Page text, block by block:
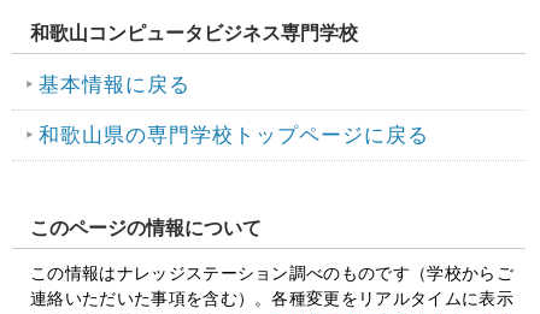
和歌山コンピュータビジネス専門学校
基本情報に戻る
和歌山県の専門学校トップページに戻る
このページの情報について
この情報はナレッジステーション調べのものです（学校からご
連絡いただいた事項を含む）。各種変更をリアルタイムに表示